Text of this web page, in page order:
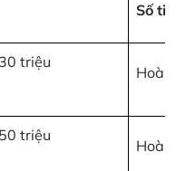
Số
triệu
triệu